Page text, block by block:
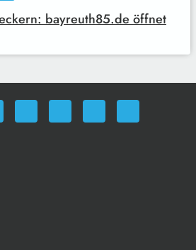
bayreuth85.de öffnet